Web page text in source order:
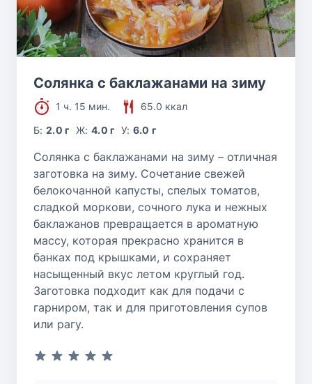
Солянка с баклажанами на зиму
1 ч. 15 мин.
65.0 ккал
Б:2.0 г Ж: 4.0 г У: 6.0 г
Солянка с баклажанами на зиму – отличная
заготовка на зиму. Сочетание свежей
белокочанной капусты, спелых томатов,
сладкой моркови, сочного лука и нежных
баклажанов превращается в ароматную
массу, которая прекрасно хранится в
банках под крышками, и сохраняет
насыщенный вкус летом круглый год.
Заготовка подходит как для подачи с
гарниром, так и для приготовления супов
или рагу.